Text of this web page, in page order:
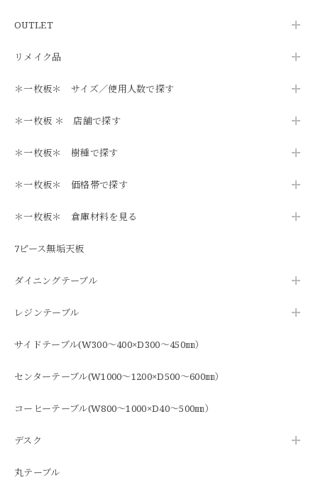
OUTLET
リメイク品
＊一枚板＊ サイズ／使用人数で探す
＊一枚板 ＊ 店舗で探す
＊一枚板＊ 樹種で探す
＊一枚板＊ 価格帯で探す
＊一枚板＊ 倉庫材料を見る
7ピース無垢天板
ダイニングテーブル
レジンテーブル
サイドテーブル(W300～400×D300～450㎜）
センターテーブル(W1000～1200×D500～600㎜）
コーヒーテーブル(W800～1000×D40～500㎜）
デスク
丸テーブル